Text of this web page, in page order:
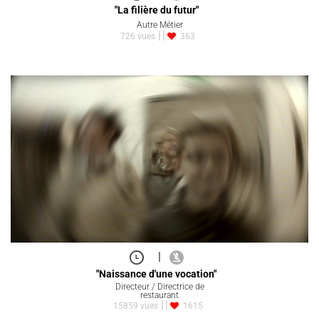
"La filière du futur"
Autre Métier
726 vues
363
"Naissance d'une vocation"
Directeur / Directrice de
restaurant
15859 vues
1615